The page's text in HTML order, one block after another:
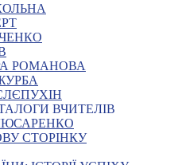
РОМАНОВА
ВЧИТЕЛІВ
СТОРІНКУ